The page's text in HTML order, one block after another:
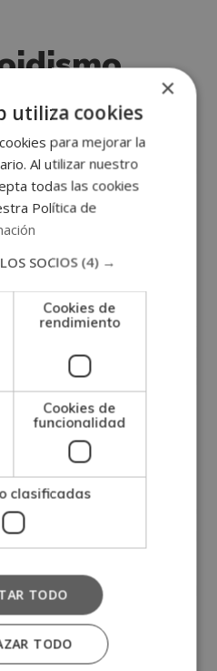
produce un exceso de
puede causar diversos
de humor, ansiedad, fatiga
ocurre cuando no se
tiroideas. Como
síntomas como el
de frío, el cansancio o la
la tiroides presenta un
suele asociar con un mal
como la tos o la dificultad
, existen diversas curas
×
utiliza cookies
para mejorar la
Al utilizar nuestro
todas las cookies
Política de
SOCIOS (4) →
Cookies de
rendimiento
Cookies de
funcionalidad
clasificadas
TODO
TODO